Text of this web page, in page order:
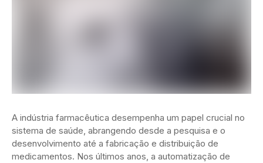
A indústria farmacêutica desempenha um papel crucial no
sistema de saúde, abrangendo desde a pesquisa e o
desenvolvimento até a fabricação e distribuição de
medicamentos. Nos últimos anos, a automatização de